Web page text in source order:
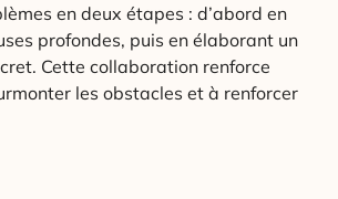
en deux étapes : d’abord en
profondes, puis en élaborant un
Cette collaboration renforce
les obstacles et à renforcer